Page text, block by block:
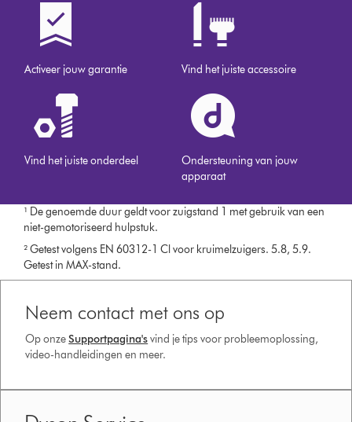
Activeer jouw garantie Vind het juiste accessoire
Vind het juiste onderdeel
Ondersteuning van jouw
apparaat
¹ De genoemde duur geldt voor zuigstand 1 met gebruik van een
niet-gemotoriseerd hulpstuk.
² Getest volgens EN 60312-1 Cl voor kruimelzuigers. 5.8, 5.9.
Getest in MAX-stand.
Neem contact met ons op
Op onzeSupportpagina'svind je tips voor probleemoplossing,
video-handleidingen en meer.